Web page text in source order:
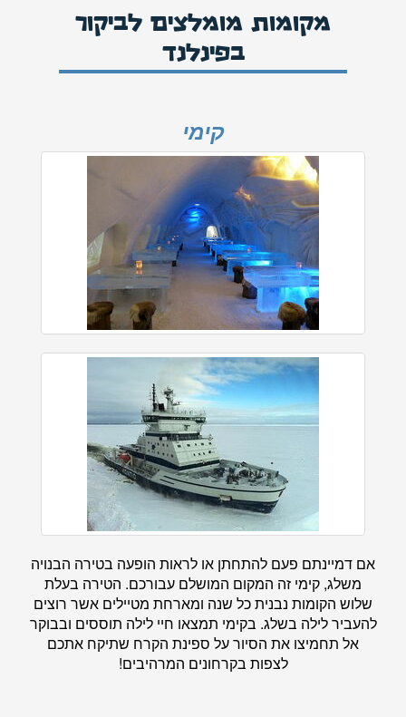
מקומות מומלצים לביקור
בפינלנד
קימי
אם דמיינתם פעם להתחתן או לראות הופעה בטירה הבנויה
משלג, קימי זה המקום המושלם עבורכם. הטירה בעלת
שלוש הקומות נבנית כל שנה ומארחת מטיילים אשר רוצים
להעביר לילה בשלג. בקימי תמצאו חיי לילה תוססים ובבוקר
אל תחמיצו את הסיור על ספינת הקרח שתיקח אתכם
לצפות בקרחונים המרהיבים!